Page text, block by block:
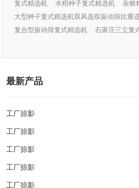
复式精选机 水稻种子复式精选机
杂粮
大型种子复式精选机双风选双振动筛比重
复合型振动筛复式精选机
石家庄三立复
最新产品
工厂掠影
工厂掠影
工厂掠影
工厂掠影
工厂掠影